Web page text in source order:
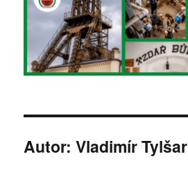
Autor:Vladimír Tylšar